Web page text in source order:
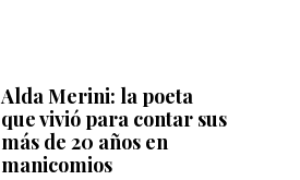
Alda Merini: la poeta
que vivió para contar sus
más de 20 años en
manicomios